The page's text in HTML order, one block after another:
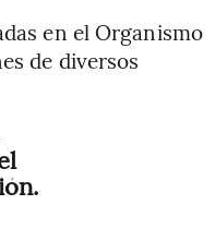
en el Organismo
de diversos